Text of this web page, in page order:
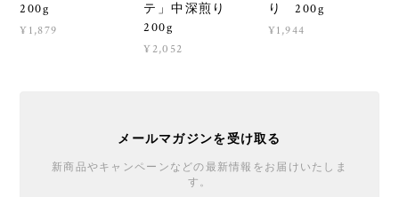
200g
¥1,879
テ」中深煎り
200g
¥2,052
り 200g
¥1,944
メールマガジンを受け取る
新商品やキャンペーンなどの最新情報をお届けいたしま
す。